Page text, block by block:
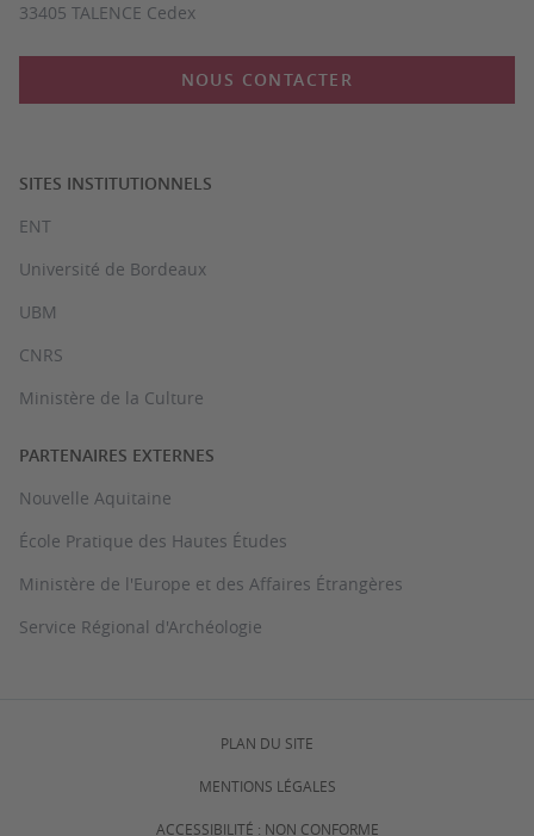
33405 TALENCE Cedex
NOUS CONTACTER
SITES INSTITUTIONNELS
ENT
Université de Bordeaux
UBM
CNRS
Ministère de la Culture
PARTENAIRES EXTERNES
Nouvelle Aquitaine
École Pratique des Hautes Études
Ministère de l'Europe et des Affaires Étrangères
Service Régional d'Archéologie
PLAN DU SITE
MENTIONS LÉGALES
ACCESSIBILITÉ : NON CONFORME